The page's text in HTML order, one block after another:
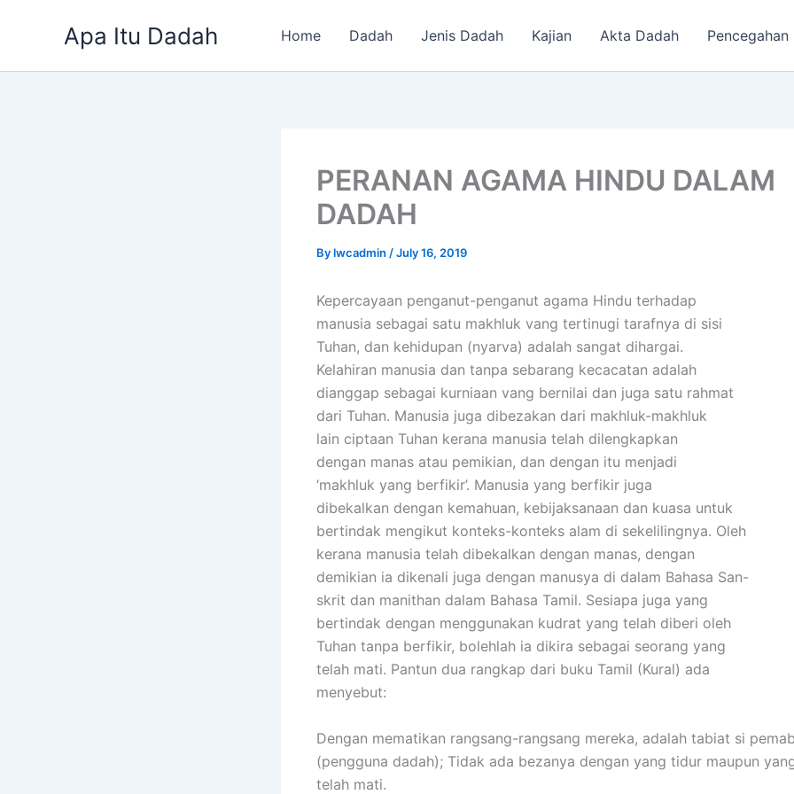
Apa Itu Dadah Home Dadah Jenis Dadah Kajian Akta Dadah Pencegahan
PERANAN AGAMA HINDU DALAM
DADAH
Bylwcadmin /July 16, 2019
Kepercayaan penganut-penganut agama Hindu terhadap
manusia sebagai satu makhluk vang tertinugi tarafnya di sisi
Tuhan, dan kehidupan (nyarva) adalah sangat dihargai.
Kelahiran manusia dan tanpa sebarang kecacatan adalah
dianggap sebagai kurniaan vang bernilai dan juga satu rahmat
dari Tuhan. Manusia juga dibezakan dari makhluk-makhluk
lain ciptaan Tuhan kerana manusia telah dilengkapkan
dengan manas atau pemikian, dan dengan itu menjadi
‘makhluk yang berfikir’. Manusia yang berfikir juga
dibekalkan dengan kemahuan, kebijaksanaan dan kuasa untuk
bertindak mengikut konteks-konteks alam di sekelilingnya. Oleh
kerana manusia telah dibekalkan dengan manas, dengan
demikian ia dikenali juga dengan manusya di dalam Bahasa San-
skrit dan manithan dalam Bahasa Tamil. Sesiapa juga yang
bertindak dengan menggunakan kudrat yang telah diberi oleh
Tuhan tanpa berfikir, bolehlah ia dikira sebagai seorang yang
telah mati. Pantun dua rangkap dari buku Tamil (Kural) ada
menyebut:
Dengan mematikan rangsang-rangsang mereka, adalah tabiat si
(pengguna dadah); Tidak ada bezanya dengan yang tidur maupun
telah mati.